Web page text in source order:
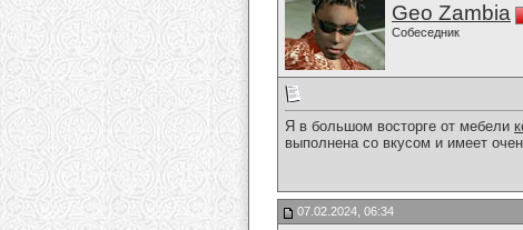
Geo Zambia
Собеседник
Я в большом восторге от мебели
выполнена со вкусом и имеет
07.02.2024, 06:34